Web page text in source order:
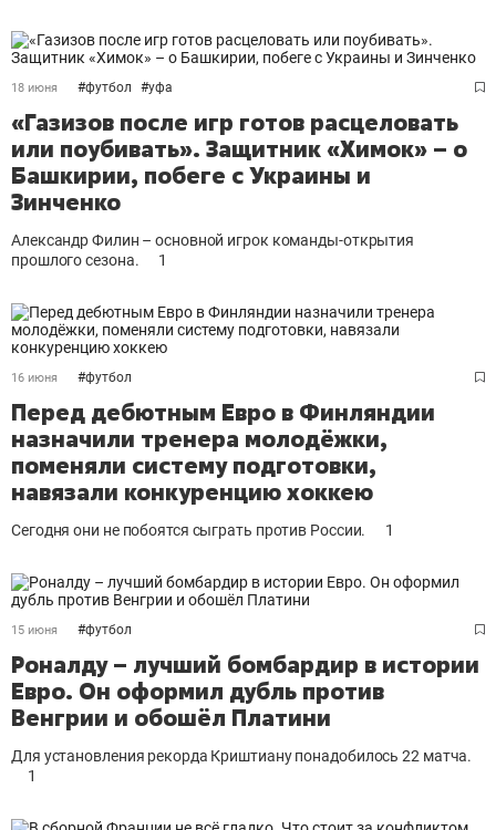
18 июня #футбол #уфа
«Газизов после игр готов расцеловать
или поубивать». Защитник «Химок» – о
Башкирии, побеге с Украины и
Зинченко
Александр Филин – основной игрок команды-открытия
прошлого сезона.
1
16 июня #футбол
Перед дебютным Евро в Финляндии
назначили тренера молодёжки,
поменяли систему подготовки,
навязали конкуренцию хоккею
Сегодня они не побоятся сыграть против России. 1
15 июня #футбол
Роналду – лучший бомбардир в истории
Евро. Он оформил дубль против
Венгрии и обошёл Платини
Для установления рекорда Криштиану понадобилось 22 матча.
1